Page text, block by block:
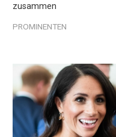
zusammen
PROMINENTEN